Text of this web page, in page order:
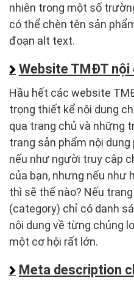
nhiên trong một số
có thể chèn tên sản
đoạn alt text.
Website TMĐT nội
Hầu hết các website
trọng thiết kể nội dung
qua trang chủ và những
trang sản phẩm nội
nếu như người truy cập
của bạn, nhưng nếu như
thì sẽ thế nào? Nếu
(category) chỉ có danh
nội dung về từng chủng
một cơ hội rất lớn.
Meta description